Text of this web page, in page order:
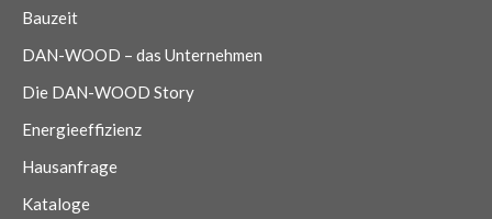
Bauzeit
DAN-WOOD – das Unternehmen
Die DAN-WOOD Story
Energieeffizienz
Hausanfrage
Kataloge